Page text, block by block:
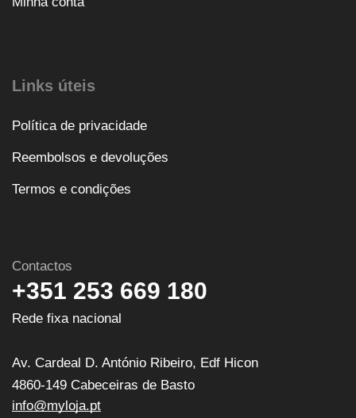
Links úteis
Política de privacidade
Reembolsos e devoluções
Termos e condições
Contactos
+351 253 669 180
Rede fixa nacional
Av. Cardeal D. António Ribeiro, Edf Hicon
4860-149 Cabeceiras de Basto
info@myloja.pt